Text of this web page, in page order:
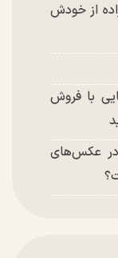
از خودش
ساله کلمبیایی با فروش
در عکس‌های